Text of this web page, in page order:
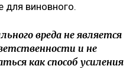
для виновного.
вреда не является
и не
как способ усиления